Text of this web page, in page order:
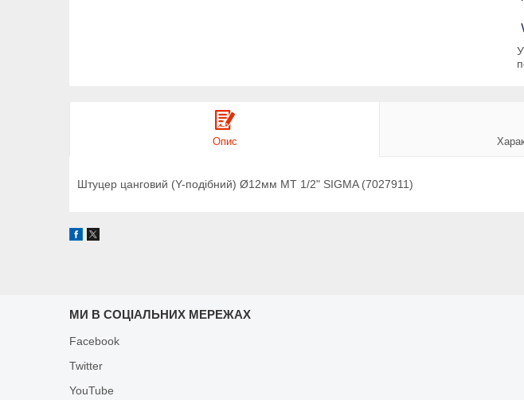
Опис
Штуцер цанговий (Y-подібний) Ø12мм МТ 1/2" SIGMA (7027911)
МИ В СОЦІАЛЬНИХ МЕРЕЖАХ
Facebook
Twitter
YouTube